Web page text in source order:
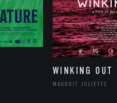
WINKING OUT
MAUDUIT JULIETTE